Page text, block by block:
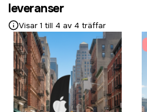
leveranser
Visar 1 till 4 av 4 träffar